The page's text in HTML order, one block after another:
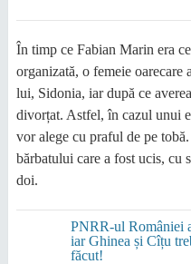
În timp ce Fabian Marin era
organizată, o femeie
lui, Sidonia, iar după ce
divorțat. Astfel, în cazul unui
vor alege cu praful de pe
bărbatului care a fost ucis, cu
doi.
PNRR-ul României
iar Ghinea și Cîțu
făcut!